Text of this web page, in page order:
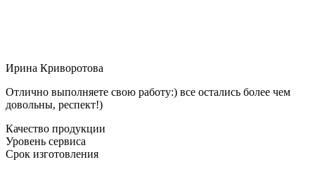
Ирина Криворотова
Отлично выполняете свою работу:) все остались более чем
довольны, респект!)
Качество продукции
Уровень сервиса
Срок изготовления